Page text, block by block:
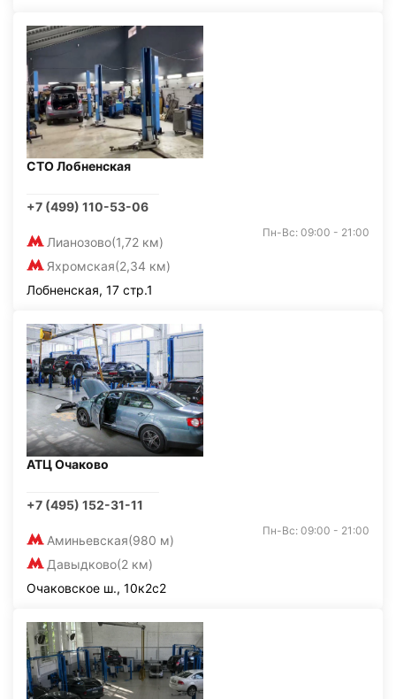
СТО Лобненская
+7 (499) 110-53-06
Лианозово(1,72 км)
Яхромская(2,34 км)
Пн-Вс: 09:00 - 21:00
Лобненская, 17 стр.1
АТЦ Очаково
+7 (495) 152-31-11
Аминьевская(980 м)
Давыдково(2 км)
Пн-Вс: 09:00 - 21:00
Очаковское ш., 10к2с2